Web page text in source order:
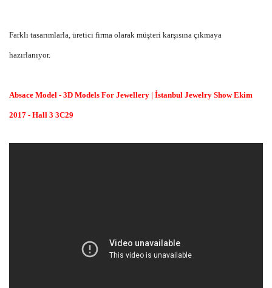
Farklı tasarımlarla, üretici firma olarak müşteri karşısına çıkmaya
hazırlanıyor.
Absace Model - 3D Models For Jewellery | İstanbul Jewelry Show Ekim
2017 - Hall 3 3C29